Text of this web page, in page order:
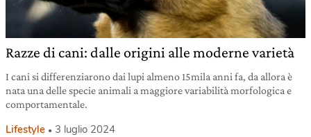
Razze di cani: dalle origini alle moderne varietà
I cani si differenziarono dai lupi almeno 15mila anni fa, da allora è
nata una delle specie animali a maggiore variabilità morfologica e
comportamentale.
Lifestyle 3 luglio 2024